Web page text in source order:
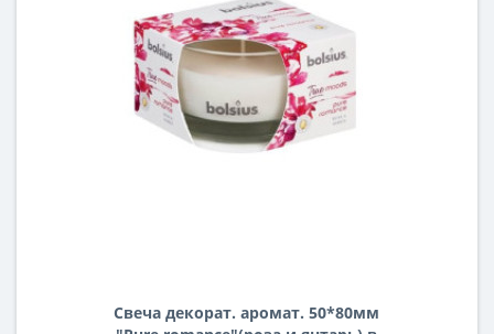
Свеча декорат. аромат. 50*80мм